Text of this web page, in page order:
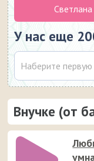
Светлана
У нас еще
Внучке (от